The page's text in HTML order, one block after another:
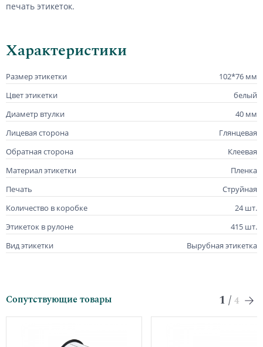
печать этикеток.
Характеристики
Размер этикетки
102*76 мм
Цвет этикетки
белый
Диаметр втулки
40 мм
Лицевая сторона
Глянцевая
Обратная сторона
Клеевая
Материал этикетки
Пленка
Печать
Струйная
Количество в коробке
24 шт.
Этикеток в рулоне
415 шт.
Вид этикетки
Вырубная этикетка
Сопутствующие товары 1 / 4